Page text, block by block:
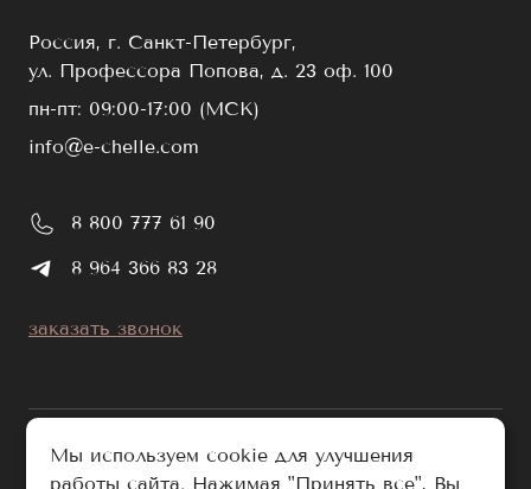
Россия, г. Санкт-Петербург,
ул. Профессора Попова, д. 23 оф. 100
пн-пт: 09:00-17:00 (МСК)
info@e-chelle.com
8 800 777 61 90
8 964 366 83 28
заказать звонок
Мы используем cookie для улучшения
работы сайта. Нажимая "Принять все", Вы